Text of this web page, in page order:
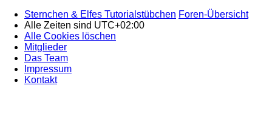
Sternchen & Elfes Tutorialstübchen Foren-Übersicht
Alle Zeiten sind UTC+02:00
Alle Cookies löschen
Mitglieder
Das Team
Impressum
Kontakt